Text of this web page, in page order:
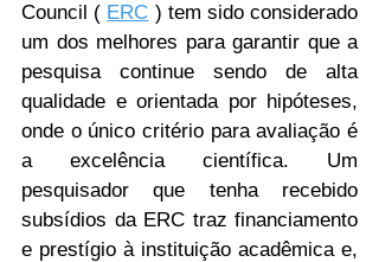
Council ( ERC ) tem sido considerado
um dos melhores para garantir que a
pesquisa continue sendo de alta
qualidade e orientada por hipóteses,
onde o único critério para avaliação é
a excelência científica. Um
pesquisador que tenha recebido
subsídios da ERC traz financiamento
e prestígio à instituição acadêmica e,